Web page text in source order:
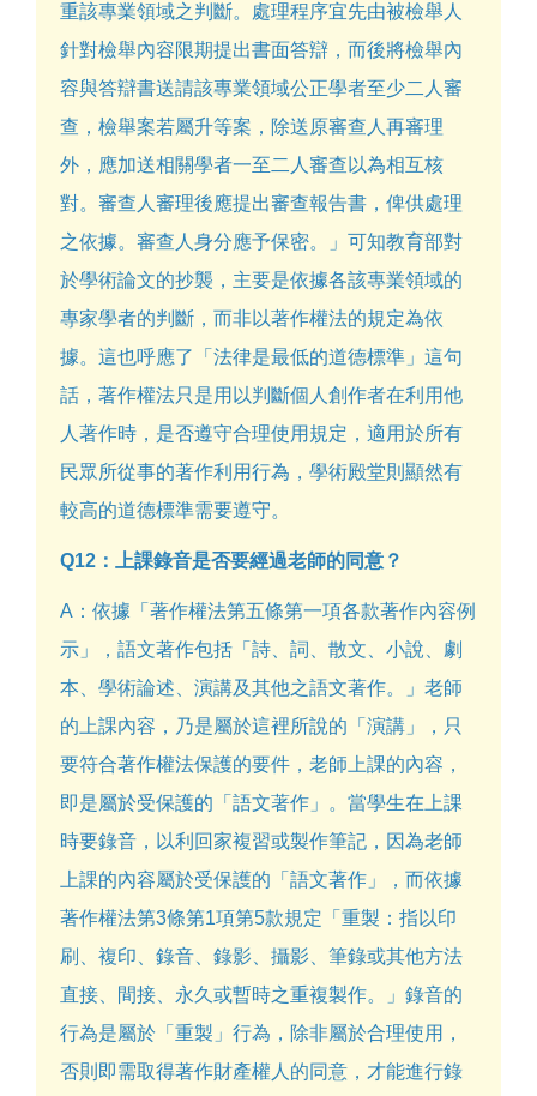
重該專業領域之判斷。處理程序宜先由被檢舉人
針對檢舉內容限期提出書面答辯，而後將檢舉內
容與答辯書送請該專業領域公正學者至少二人審
查，檢舉案若屬升等案，除送原審查人再審理
外，應加送相關學者一至二人審查以為相互核
對。審查人審理後應提出審查報告書，俾供處理
之依據。審查人身分應予保密。」可知教育部對
於學術論文的抄襲，主要是依據各該專業領域的
專家學者的判斷，而非以著作權法的規定為依
據。這也呼應了「法律是最低的道德標準」這句
話，著作權法只是用以判斷個人創作者在利用他
人著作時，是否遵守合理使用規定，適用於所有
民眾所從事的著作利用行為，學術殿堂則顯然有
較高的道德標準需要遵守。
Q12：上課錄音是否要經過老師的同意？
A：依據「著作權法第五條第一項各款著作內容例
示」，語文著作包括「詩、詞、散文、小說、劇
本、學術論述、演講及其他之語文著作。」老師
的上課內容，乃是屬於這裡所說的「演講」，只
要符合著作權法保護的要件，老師上課的內容，
即是屬於受保護的「語文著作」。當學生在上課
時要錄音，以利回家複習或製作筆記，因為老師
上課的內容屬於受保護的「語文著作」，而依據
著作權法第3條第1項第5款規定「重製：指以印
刷、複印、錄音、錄影、攝影、筆錄或其他方法
直接、間接、永久或暫時之重複製作。」錄音的
行為是屬於「重製」行為，除非屬於合理使用，
否則即需取得著作財產權人的同意，才能進行錄